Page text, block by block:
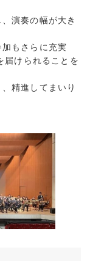
演奏の幅が大き
もさらに充実
届けられることを
精進してまいり